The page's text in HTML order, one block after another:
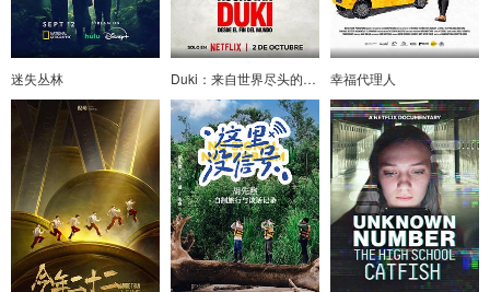
迷失丛林 Duki：来自世界尽头的说唱天王 幸福代理人